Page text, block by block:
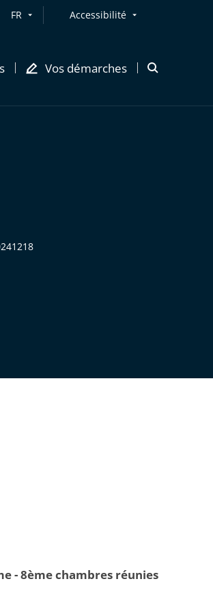
FR Accessibilité
Vos démarches
Ouvrir
- 8ème chambres réunies